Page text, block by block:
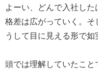
よーい、どんで入社し
格差は広がっていく。
うして目に見える形で如
頭では理解していたこ